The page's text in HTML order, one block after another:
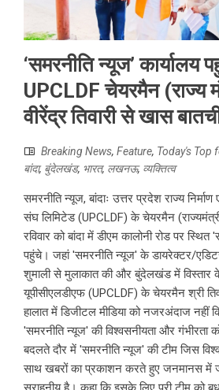
‘समरनीति न्यूज’ कार्यालय
UPCLDF चेयरमैन (राज्य
वीरेंद्र तिवारी से खास
Breaking News, Feature, Today's Top
बांदा, बुंदेलखंड, भारत, लखनऊ, व्यक्तित्व
समरनीति न्यूज, बांदाः उत्तर प्रदेश राज्य
संघ लिमिटेड (UPCLDF) के चेयरमैन (राज्यमंत्री
रविवार को बांदा में डीएम कालोनी रोड पर
पहुंचे। जहां 'समरनीति न्यूज' के डायरेक्टर/
शुमाली से मुलाकात की और बुंदेलखंड में विस्तार
यूपीसीएलडीएफ (UPCLDF) के चेयरमैन श्री
हालात में डिजीटल मीडिया को नजरअंदाज नहीं
'समरनीति न्यूज' की विश्वसनीयता और गंभीरता
बदलते दौर में 'समरनीति न्यूज' की टीम जिस
साथ खबरों का प्रकाशन करते हुए जनमानस में